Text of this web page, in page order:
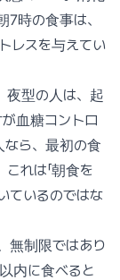
時の食事は、
レスを与えてい
夜型の人は、起
血糖コントロ
ら、最初の食
れは「朝食を
ているのではな
無制限ではあり
内に食べると